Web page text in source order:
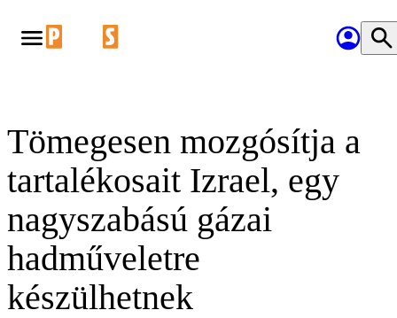
Tömegesen mozgósítja a
tartalékosait Izrael, egy
nagyszabású gázai
hadműveletre
készülhetnek